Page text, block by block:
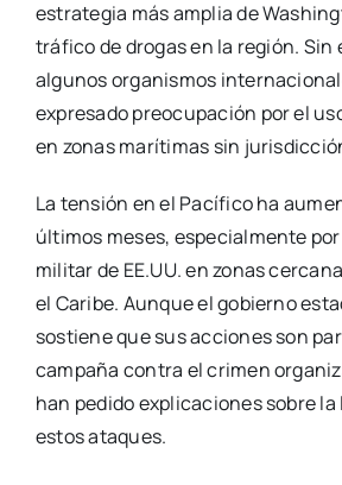
estrategia más amplia de
tráfico de drogas en la región. Sin
algunos organismos
expresado preocupación por el
en zonas marítimas sin
La tensión en el Pacífico ha
últimos meses, especialmente
militar de EE.UU. en zonas
el Caribe. Aunque el gobierno
sostiene que sus acciones son
campaña contra el crimen
han pedido explicaciones sobre la
estos ataques.